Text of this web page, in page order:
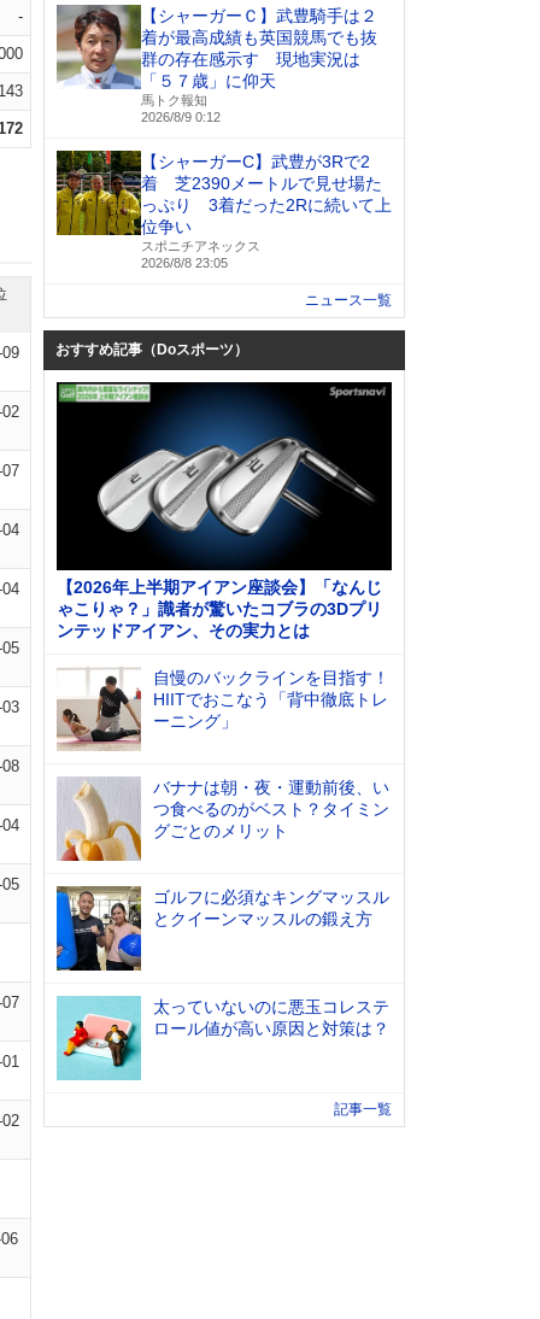
-
【シャーガーＣ】武豊騎手は２
着が最高成績も英国競馬でも抜
群の存在感示す 現地実況は
「５７歳」に仰天
馬トク報知
2026/8/9 0:12
【シャーガーC】武豊が3Rで2
着 芝2390メートルで見せ場た
っぷり 3着だった2Rに続いて上
位争い
スポニチアネックス
2026/8/8 23:05
ニュース一覧
おすすめ記事（Doスポーツ）
【2026年上半期アイアン座談会】「なんじ
ゃこりゃ？」識者が驚いたコブラの3Dプリ
ンテッドアイアン、その実力とは
自慢のバックラインを目指す！
HIITでおこなう「背中徹底トレ
ーニング」
バナナは朝・夜・運動前後、い
つ食べるのがベスト？タイミン
グごとのメリット
ゴルフに必須なキングマッスル
とクイーンマッスルの鍛え方
太っていないのに悪玉コレステ
ロール値が高い原因と対策は？
記事一覧